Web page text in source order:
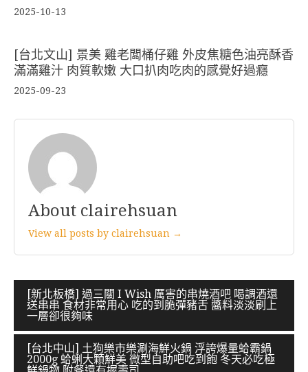
2025-10-13
[台北文山] 景美 雞老闆桶仔雞 外皮焦糖色油亮酥香
滿滿雞汁 肉質軟嫩 大口扒肉吃肉的感覺好過癮
2025-09-23
About clairehsuan
View all posts by clairehsuan →
文
章
導
覽
[新北板橋] 過三關 I Wish 厲害的串燒酒吧 喝調酒還
送串串 食材非常用心 吃的到脆彈豬舌 醬料淡淡刷上
一層卻很夠味
[台北中山] 土狗樂市樂涮海鮮火鍋 浮誇爆量蛤霸鍋
2000g 蛤蜊大顆鮮美 微型自助吧吃到飽 冬天必吃極